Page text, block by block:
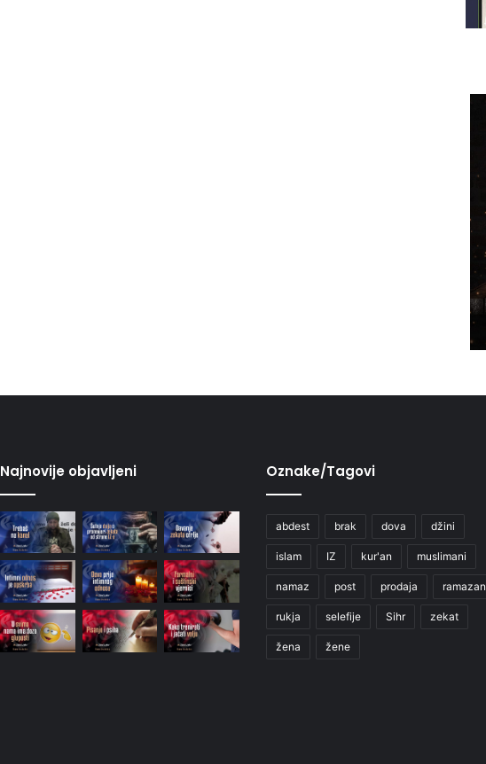
Najnovije objavljeni Oznake/Tagovi
abdest brak dova džini
islam IZ kur'an muslimani
namaz post prodaja ramazan
rukja selefije Sihr zekat
žena žene